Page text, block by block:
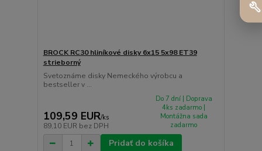
BROCK RC30 hliníkové disky 6x15 5x98 ET39
strieborný
Svetoznáme disky Nemeckého výrobcu a
bestseller v ...
109,59 EUR/ks
89,10 EUR bez DPH
Do 7 dní | Doprava
4ks zadarmo |
Montážna sada
zadarmo
Pridať do košíka